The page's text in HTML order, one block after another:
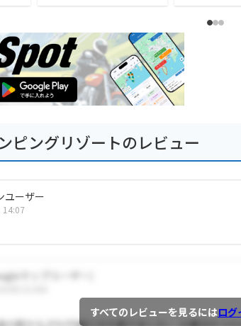
ピングリゾートのレビュー
ユーザー
14:07
すべてのレビューを見るにはログ